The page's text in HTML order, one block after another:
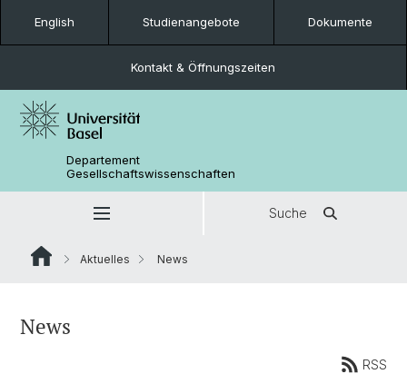
English Studienangebote Dokumente
Kontakt & Öffnungszeiten
Departement
Gesellschaftswissenschaften
Suche
Aktuelles News
News
RSS